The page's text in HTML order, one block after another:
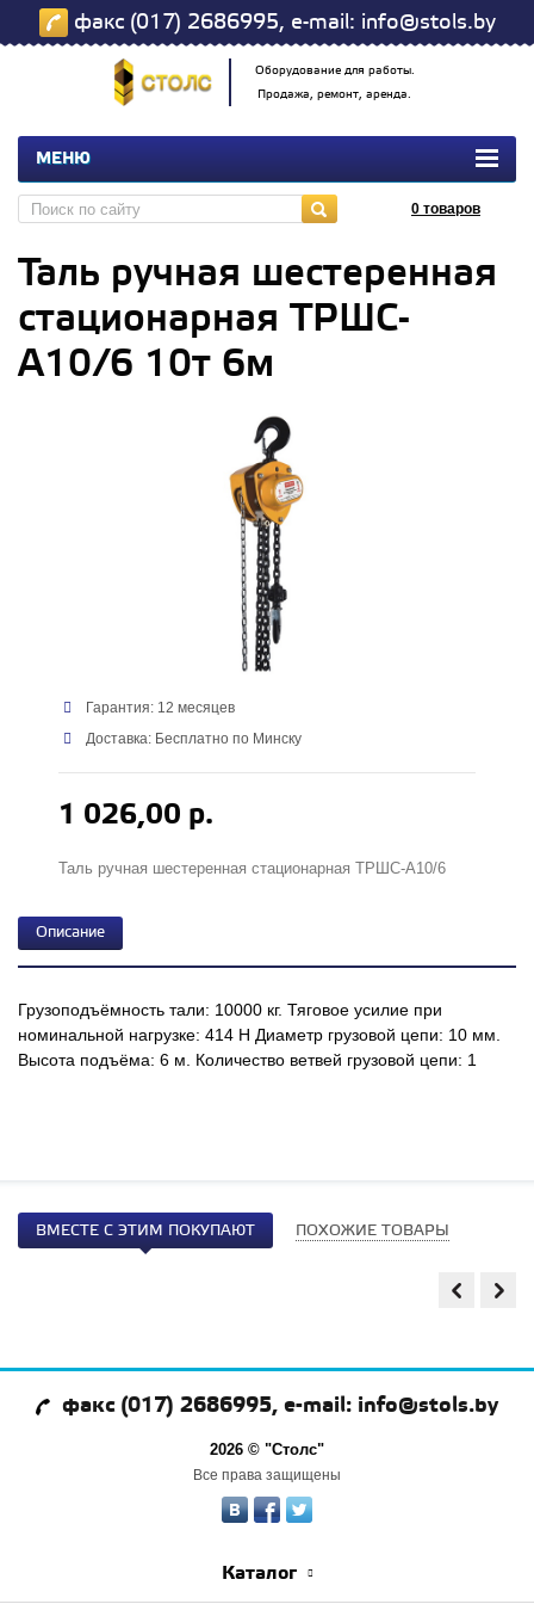
факс (017) 2686995, e-mail: info@stols.by
Оборудование для работы.
Продажа, ремонт, аренда.
МЕНЮ
0 товаров
Таль ручная шестеренная
стационарная ТРШС-
А10/6 10т 6м
Гарантия: 12 месяцев
Доставка: Бесплатно по Минску
1 026,00 р.
Таль ручная шестеренная стационарная ТРШС-А10/6
Описание
Грузоподъёмность тали: 10000 кг. Тяговое усилие при
номинальной нагрузке: 414 H Диаметр грузовой цепи: 10 мм.
Высота подъёма: 6 м. Количество ветвей грузовой цепи: 1
ВМЕСТЕ С ЭТИМ ПОКУПАЮТ ПОХОЖИЕ ТОВАРЫ
факс (017) 2686995, e-mail: info@stols.by
2026 © "Столс"
Все права защищены
Каталог